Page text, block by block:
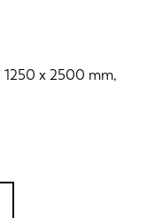
1250 x 2500 mm,